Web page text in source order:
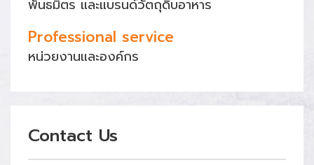
พันธมิตร และแบรนด์วัตถุดิบอาหาร
Professional service
หน่วยงานและองค์กร
Contact Us